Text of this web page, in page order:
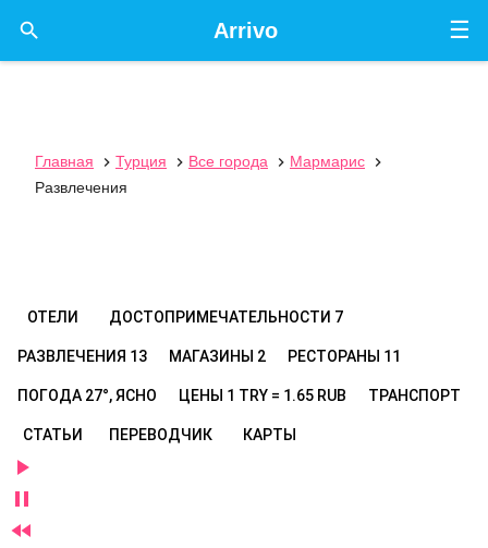
☰
Arrivo

Главная  Турция  Все города  Мармарис

Развлечения
ОТЕЛИ ДОСТОПРИМЕЧАТЕЛЬНОСТИ 7
РАЗВЛЕЧЕНИЯ 13 МАГАЗИНЫ 2 РЕСТОРАНЫ 11
ПОГОДА 27°, ЯСНО ЦЕНЫ 1 TRY = 1.65 RUB ТРАНСПОРТ
СТАТЬИ ПЕРЕВОДЧИК КАРТЫ


